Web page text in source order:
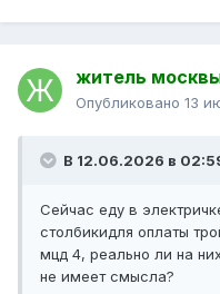
житель
Опубликовано 13
В 12.06.2026 в
Сейчас еду в
столбикидля оплаты
мцд 4, реально ли на
не имеет смысла?